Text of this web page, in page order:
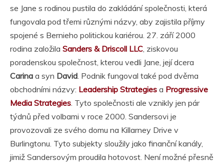
se Jane s rodinou pustila do zakládání společnosti, která
fungovala pod třemi různými názvy, aby zajistila příjmy
spojené s Bernieho politickou kariérou. 27. září 2000
rodina založila Sanders & Driscoll LLC , ziskovou
poradenskou společnost, kterou vedli Jane, její dcera
Carina a syn David . Podnik fungoval také pod dvěma
obchodními názvy: Leadership Strategies a Progressive
Media Strategies . Tyto společnosti ale vznikly jen pár
týdnů před volbami v roce 2000. Sandersovi je
provozovali ze svého domu na Killarney Drive v
Burlingtonu. Tyto subjekty sloužily jako finanční kanály,
jimiž Sandersovým proudila hotovost. Není možné přesně